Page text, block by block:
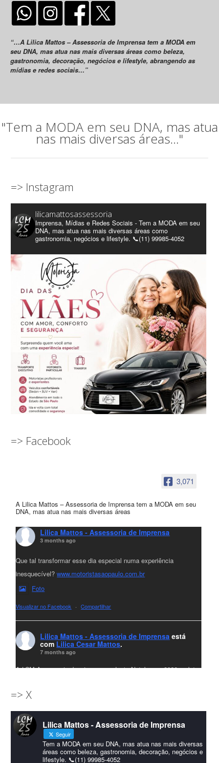
“…A Lilica Mattos – Assessoria de Imprensa tem a MODA em
seu DNA, mas atua nas mais diversas áreas como beleza,
gastronomia, decoração, negócios e lifestyle, abrangendo as
mídias e redes sociais…”
"Tem a MODA em seu DNA, mas atua
nas mais diversas áreas..."
=> Instagram
lilicamattosassessoria
Imprensa, Mídias e Redes Sociais - Tem a MODA em seu
DNA, mas atua nas mais diversas áreas como
gastronomia, negócios e lifestyle. 📞(11) 99985-4052
=> Facebook
3,071
A Lilica Mattos – Assessoria de Imprensa tem a MODA em seu
DNA, mas atua nas mais diversas áreas
Lilica Mattos - Assessoria de Imprensa
3 months ago
Que tal transformar esse dia especial numa experiência
inesquecível?www.motoristasaopaulo.com.br
Foto
Visualizar no Facebook · Compartilhar
Lilica Mattos - Assessoria de Imprensa está
com Lilica Cesar Mattos.
7 months ago
A LCM Assessoria deseja um excelente Natal e um 2026 repleto
amigos que sempre nos acompanham!🎄✨🥂❤️
#lcmassessoriassessoria#natal #merrychristmas #felizanonovo
#HappyNewYear
Foto
Visualizar no Facebook · Compartilhar
=> X
Lilica Mattos - Assessoria de Imprensa
Seguir
Tem a MODA em seu DNA, mas atua nas mais diversas
áreas como beleza, gastronomia, decoração, negócios e
lifestyle. 📞(11) 99985-4052